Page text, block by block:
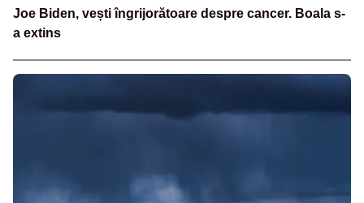
Joe Biden, vești îngrijorătoare despre cancer. Boala s-
a extins